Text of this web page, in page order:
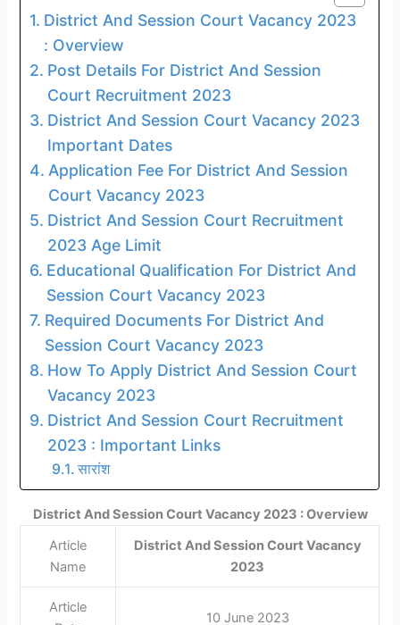
District And Session Court Vacancy 2023
: Overview
Post Details For District And Session
Court Recruitment 2023
District And Session Court Vacancy 2023
Important Dates
Application Fee For District And Session
Court Vacancy 2023
District And Session Court Recruitment
2023 Age Limit
Educational Qualification For District And
Session Court Vacancy 2023
Required Documents For District And
Session Court Vacancy 2023
How To Apply District And Session Court
Vacancy 2023
District And Session Court Recruitment
2023 : Important Links
सारांश
District And Session Court Vacancy 2023 : Overview
Article
Name
District And Session Court Vacancy
2023
Article
10 June 2023